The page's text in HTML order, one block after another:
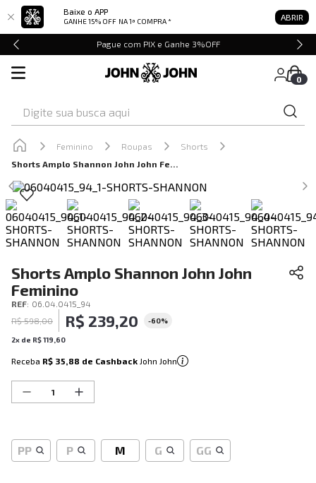
Baixe o APP
GANHE 15% OFF NA 1ª COMPRA * ABRIR
Pague com PIX e Ganhe 3%OFF
0
Feminino Roupas
Shorts
Shorts Amplo Shannon John John Feminino
Shorts Amplo Shannon John John
Feminino
REF: 06.04.0415_94
R$ 598,00 R$ 239,20 -60%
2x de R$119 60
Receba R$ 35,88 de Cashback John John
PP P M G GG